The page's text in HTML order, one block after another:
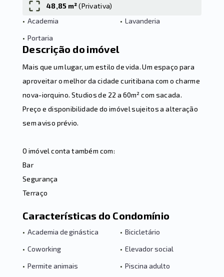
48,85 m²(Privativa)
• Academia • Lavanderia
• Portaria
Descrição do imóvel
Mais que um lugar, um estilo de vida. Um espaço para
aproveitar o melhor da cidade curitibana com o charme
nova-iorquino. Studios de 22 a 60m² com sacada.
Preço e disponibilidade do imóvel sujeitos a alteração
sem aviso prévio.
O imóvel conta também com:
Bar
Segurança
Terraço
Características do Condomínio
• Academia de ginástica • Bicicletário
• Coworking • Elevador social
• Permite animais • Piscina adulto